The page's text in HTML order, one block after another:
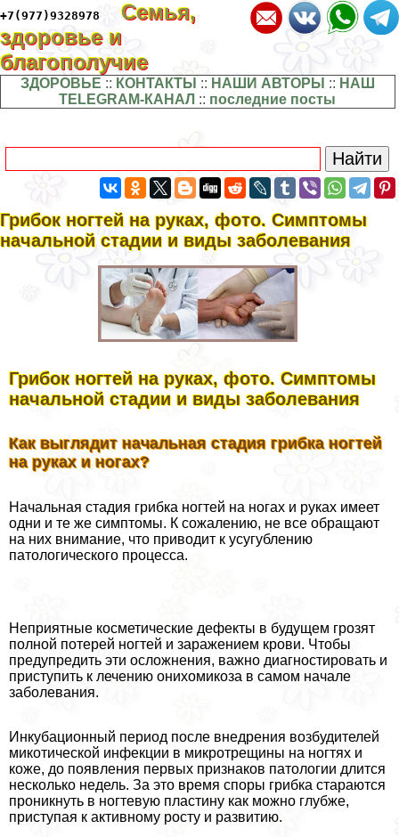
+7(977)9328978
Семья,
здоровье и
благополучие
ЗДОРОВЬЕ :: КОНТАКТЫ :: НАШИ АВТОРЫ :: НАШ
TELEGRAM-КАНАЛ :: последние посты
Грибок ногтей на руках, фото. Симптомы
начальной стадии и виды заболевания
Грибок ногтей на руках, фото. Симптомы
начальной стадии и виды заболевания
Как выглядит начальная стадия грибка ногтей
на руках и ногах?
Начальная стадия грибка ногтей на ногах и руках имеет
одни и те же симптомы. К сожалению, не все обращают
на них внимание, что приводит к усугублению
патологического процесса.
Неприятные косметические дефекты в будущем грозят
полной потерей ногтей и заражением крови. Чтобы
предупредить эти осложнения, важно диагностировать и
приступить к лечению онихомикоза в самом начале
заболевания.
Инкубационный период после внедрения возбудителей
микотической инфекции в микротрещины на ногтях и
коже, до появления первых признаков патологии длится
несколько недель. За это время споры грибка стараются
проникнуть в ногтевую пластину как можно глубже,
приступая к активному росту и развитию.